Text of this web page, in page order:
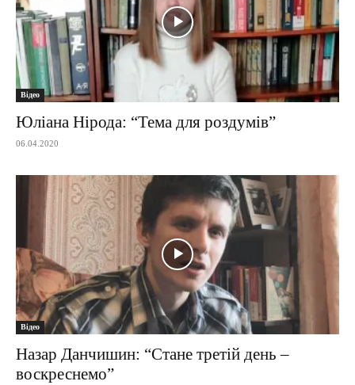
Відео
Юліана Нірода: “Тема для роздумів”
06.04.2020
Відео
Назар Данчишин: “Стане третій день –
воскреснемо”